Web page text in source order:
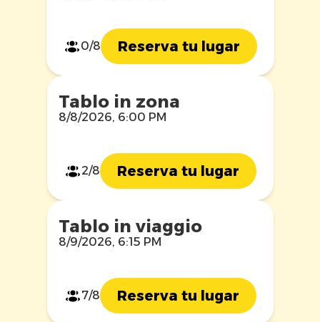
0/8 Reserva tu lugar
Tablo in zona
8/8/2026, 6:00 PM
2/8 Reserva tu lugar
Tablo in viaggio
8/9/2026, 6:15 PM
7/8 Reserva tu lugar